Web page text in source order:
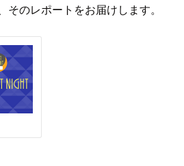
のレポートをお届けします。